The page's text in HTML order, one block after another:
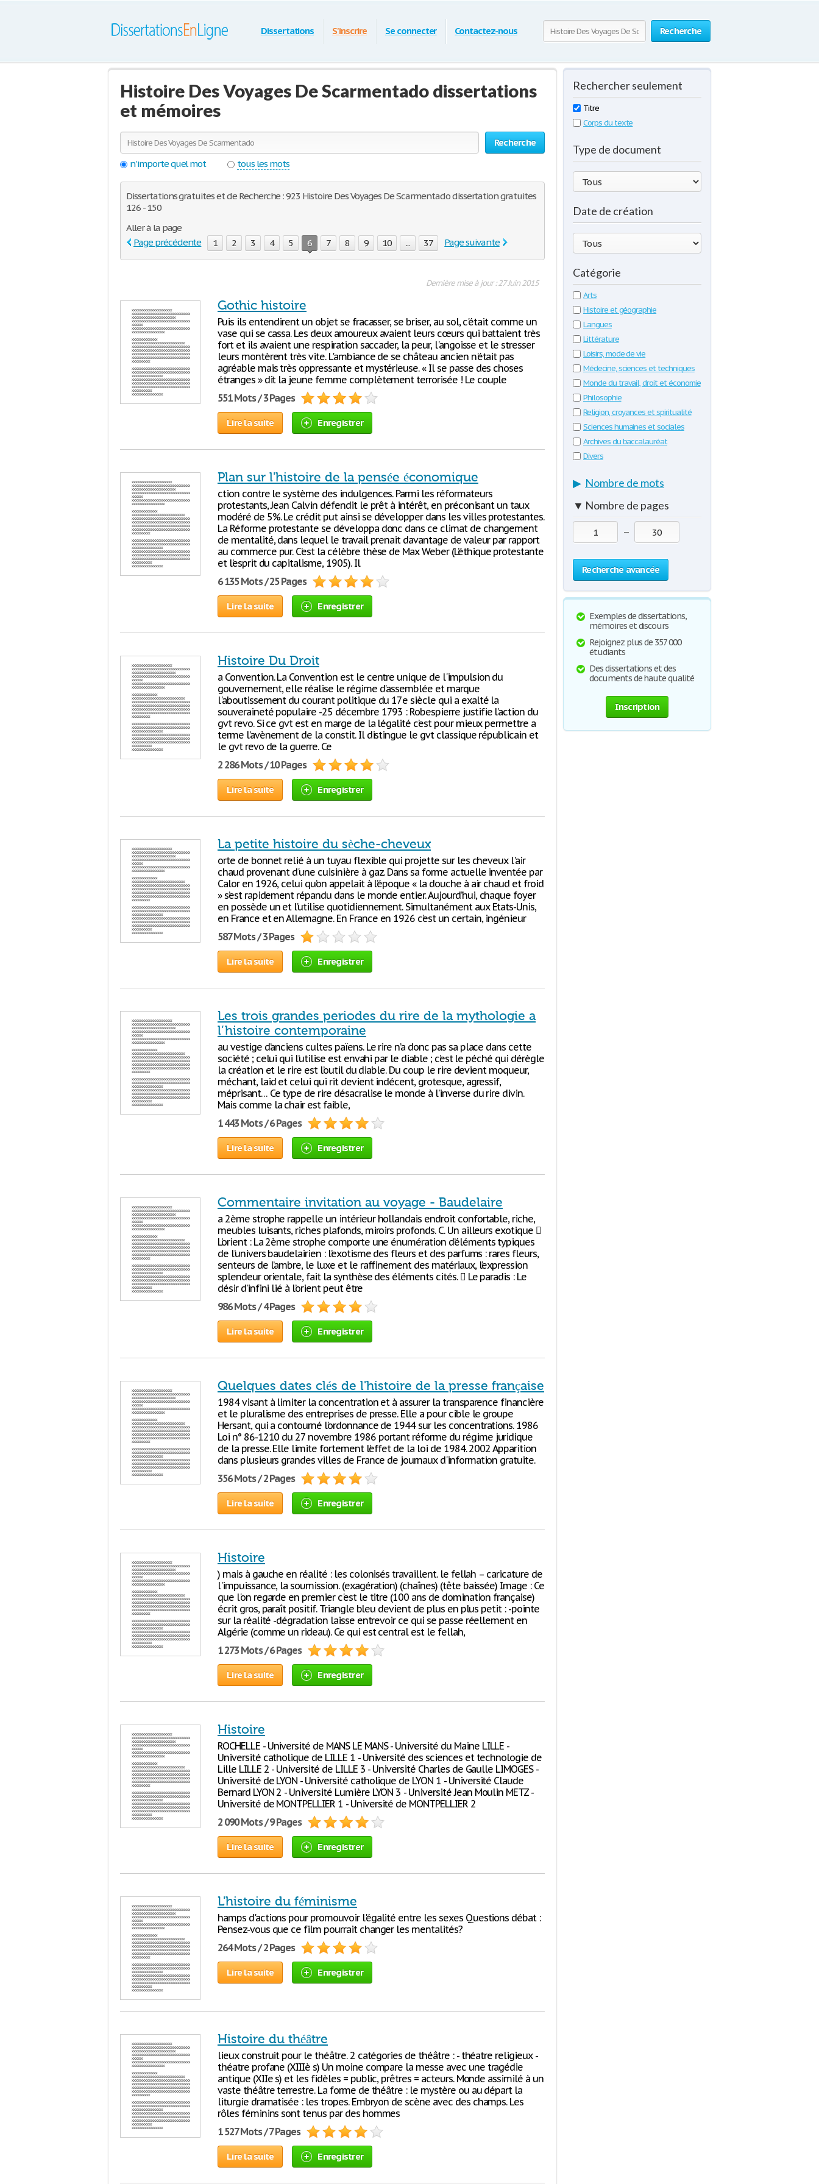
Recherche
Dissertations S'inscrire Se connecter Contactez-nous
Histoire Des Voyages De Scarmentado dissertations
et mémoires
Recherche
n'importe quel mot
tous les mots
Dissertations gratuites et de Recherche : 923 Histoire Des Voyages De Scarmentado dissertation gratuites
126 - 150
Aller à la page
Page précédente
1 2 3 4 5 6 7 8 9 10 ... 37 Page suivante
Dernière mise à jour : 27 Juin 2015
Gothic histoire
Puis ils entendirent un objet se fracasser, se briser, au sol, c'était comme un
vase qui se cassa. Les deux amoureux avaient leurs cœurs qui battaient très
fort et ils avaient une respiration saccader, la peur, l'angoisse et le stresser
leurs montèrent très vite. L'ambiance de se château ancien n'était pas
agréable mais très oppressante et mystérieuse. « Il se passe des choses
étranges » dit la jeune femme complètement terrorisée ! Le couple
551 Mots / 3 Pages
Lire la suite Enregistrer
Plan sur l'histoire de la pensée économique
ction contre le système des indulgences. Parmi les réformateurs
protestants, Jean Calvin défendit le prêt à intérêt, en préconisant un taux
modéré de 5%. Le crédit put ainsi se développer dans les villes protestantes.
La Réforme protestante se développa donc dans ce climat de changement
de mentalité, dans lequel le travail prenait davantage de valeur par rapport
au commerce pur. C’est la célèbre thèse de Max Weber (L’éthique protestante
et l’esprit du capitalisme, 1905). Il
6 135 Mots / 25 Pages
Lire la suite Enregistrer
Histoire Du Droit
a Convention. La Convention est le centre unique de l'impulsion du
gouvernement, elle réalise le régime d'assemblée et marque
l'aboutissement du courant politique du 17e siècle qui a exalté la
souveraineté populaire -25 décembre 1793 : Robespierre justifie l’action du
gvt revo. Si ce gvt est en marge de la légalité c’est pour mieux permettre a
terme l’avènement de la constit. Il distingue le gvt classique républicain et
le gvt revo de la guerre. Ce
2 286 Mots / 10 Pages
Lire la suite Enregistrer
La petite histoire du sèche-cheveux
orte de bonnet relié à un tuyau flexible qui projette sur les cheveux l'air
chaud provenant d'une cuisinière à gaz. Dans sa forme actuelle inventée par
Calor en 1926, celui qu’on appelait à l’époque « la douche à air chaud et froid
» s’est rapidement répandu dans le monde entier. Aujourd’hui, chaque foyer
en possède un et l’utilise quotidiennement. Simultanément aux Etats-Unis,
en France et en Allemagne. En France en 1926 c’est un certain, ingénieur
587 Mots / 3 Pages
Lire la suite Enregistrer
Les trois grandes periodes du rire de la mythologie a
l’histoire contemporaine
au vestige d’anciens cultes païens. Le rire n’a donc pas sa place dans cette
société ; celui qui l’utilise est envahi par le diable ; c’est le péché qui dérègle
la création et le rire est l’outil du diable. Du coup le rire devient moqueur,
méchant, laid et celui qui rit devient indécent, grotesque, agressif,
méprisant… Ce type de rire désacralise le monde à l’inverse du rire divin.
Mais comme la chair est faible,
1 443 Mots / 6 Pages
Lire la suite Enregistrer
Commentaire invitation au voyage - Baudelaire
a 2ème strophe rappelle un intérieur hollandais endroit confortable, riche,
meubles luisants, riches plafonds, miroirs profonds. C. Un ailleurs exotique 
L’orient : La 2ème strophe comporte une énumération d’éléments typiques
de l’univers baudelairien : l’exotisme des fleurs et des parfums : rares fleurs,
senteurs de l’ambre, le luxe et le raffinement des matériaux, l’expression
splendeur orientale, fait la synthèse des éléments cités.  Le paradis : Le
désir d’infini lié à l’orient peut être
986 Mots / 4 Pages
Lire la suite Enregistrer
Quelques dates clés de l'histoire de la presse française
1984 visant à limiter la concentration et à assurer la transparence financière
et le pluralisme des entreprises de presse. Elle a pour cible le groupe
Hersant, qui a contourné l’ordonnance de 1944 sur les concentrations. 1986
Loi n° 86-1210 du 27 novembre 1986 portant réforme du régime juridique
de la presse. Elle limite fortement l’effet de la loi de 1984. 2002 Apparition
dans plusieurs grandes villes de France de journaux d'information gratuite.
356 Mots / 2 Pages
Lire la suite Enregistrer
Histoire
) mais à gauche en réalité : les colonisés travaillent. le fellah – caricature de
l'impuissance, la soumission. (exagération) (chaînes) (tête baissée) Image : Ce
que l'on regarde en premier c'est le titre (100 ans de domination française)
écrit gros, paraît positif. Triangle bleu devient de plus en plus petit : -pointe
sur la réalité -dégradation laisse entrevoir ce qui se passe réellement en
Algérie (comme un rideau). Ce qui est central est le fellah,
1 273 Mots / 6 Pages
Lire la suite Enregistrer
Histoire
ROCHELLE - Université de MANS LE MANS - Université du Maine LILLE -
Université catholique de LILLE 1 - Université des sciences et technologie de
Lille LILLE 2 - Université de LILLE 3 - Université Charles de Gaulle LIMOGES -
Université de LYON - Université catholique de LYON 1 - Université Claude
Bernard LYON 2 - Université Lumière LYON 3 - Université Jean Moulin METZ -
Université de MONTPELLIER 1 - Université de MONTPELLIER 2
2 090 Mots / 9 Pages
Lire la suite Enregistrer
L'histoire du féminisme
hamps d'actions pour promouvoir l'égalité entre les sexes Questions débat :
Pensez-vous que ce film pourrait changer les mentalités?
264 Mots / 2 Pages
Lire la suite Enregistrer
Histoire du théâtre
lieux construit pour le théâtre. 2 catégories de théâtre : - théatre religieux -
théatre profane (XIIIè s) Un moine compare la messe avec une tragédie
antique (XIIe s) et les fidèles = public, prêtres = acteurs. Monde assimilé à un
vaste théâtre terrestre. La forme de théâtre : le mystère ou au départ la
liturgie dramatisée : les tropes. Embryon de scène avec des champs. Les
rôles féminins sont tenus par des hommes
1 527 Mots / 7 Pages
Lire la suite Enregistrer
Rechercher seulement
Titre
Corps du texte
Type de document
Date de création
Catégorie
Arts
Histoire et géographie
Langues
Littérature
Loisirs, mode de vie
Médecine, sciences et techniques
Monde du travail, droit et économie
Philosophie
Religion, croyances et spiritualité
Sciences humaines et sociales
Archives du baccalauréat
Divers
▶ Nombre de mots
▼ Nombre de pages
—
Recherche avancée
Exemples de dissertations,
mémoires et discours
Rejoignez plus de 357 000
étudiants
Des dissertations et des
documents de haute qualité
Inscription